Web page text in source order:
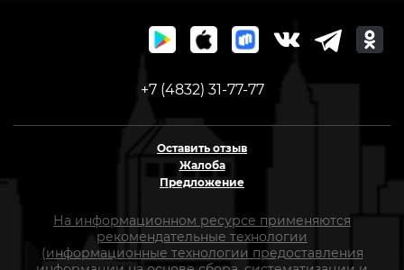
+7 (4832) 31-77-77
Оставить отзыв
Жалоба
Предложение
На информационном ресурсе применяются
рекомендательные технологии
(информационные технологии предоставления